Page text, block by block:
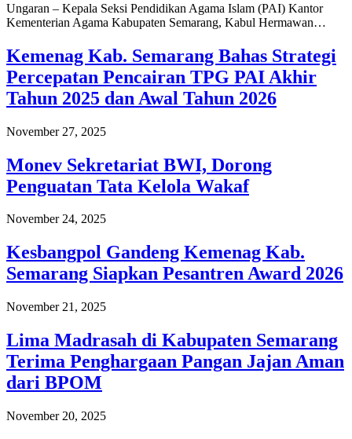
Ungaran – Kepala Seksi Pendidikan Agama Islam (PAI) Kantor
Kementerian Agama Kabupaten Semarang, Kabul Hermawan…
Kemenag Kab. Semarang Bahas Strategi
Percepatan Pencairan TPG PAI Akhir
Tahun 2025 dan Awal Tahun 2026
November 27, 2025
Monev Sekretariat BWI, Dorong
Penguatan Tata Kelola Wakaf
November 24, 2025
Kesbangpol Gandeng Kemenag Kab.
Semarang Siapkan Pesantren Award 2026
November 21, 2025
Lima Madrasah di Kabupaten Semarang
Terima Penghargaan Pangan Jajan Aman
dari BPOM
November 20, 2025